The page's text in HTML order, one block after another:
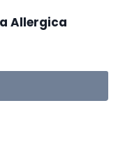
Allergica